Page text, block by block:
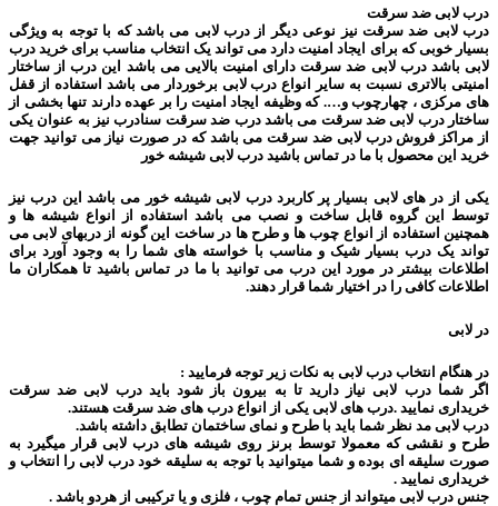
درب لابی ضد سرقت
درب لابی ضد سرقت نیز نوعی دیگر از درب لابی می باشد که با توجه به ویژگی
بسیار خوبی که برای ایجاد امنیت دارد می تواند یک انتخاب مناسب برای خرید درب
لابی باشد درب لابی ضد سرقت دارای امنیت بالایی می باشد این درب از ساختار
امنیتی بالاتری نسبت به سایر انواع درب لابی برخوردار می باشد استفاده از قفل
های مرکزی ، چهارچوب و…. که وظیفه ایجاد امنیت را بر عهده دارند تنها بخشی از
ساختار درب لابی ضد سرقت می باشد درب ضد سرقت سنادرب نیز به عنوان یکی
از مراکز فروش درب لابی ضد سرقت می باشد که در صورت نیاز می توانید جهت
خرید این محصول با ما در تماس باشید درب لابی شیشه خور
یکی از در های لابی بسیار پر کاربرد درب لابی شیشه خور می باشد این درب نیز
توسط این گروه قابل ساخت و نصب می باشد استفاده از انواع شیشه ها و
همچنین استفاده از انواع چوب ها و طرح ها در ساخت این گونه از دربهای لابی می
تواند یک درب بسیار شیک و مناسب با خواسته های شما را به وجود آورد برای
اطلاعات بیشتر در مورد این درب می توانید با ما در تماس باشید تا همکاران ما
اطلاعات کافی را در اختیار شما قرار دهند.
در لابی
در هنگام انتخاب درب لابی به نکات زیر توجه فرمایید :
اگر شما درب لابی نیاز دارید تا به بیرون باز شود باید درب لابی ضد سرقت
خریداری نمایید .درب های لابی یکی از انواع درب های ضد سرقت هستند.
درب لابی مد نظر شما باید با طرح و نمای ساختمان تطابق داشته باشد.
طرح و نقشی که معمولا توسط برنز روی شیشه های درب لابی قرار میگیرد به
صورت سلیقه ای بوده و شما میتوانید با توجه به سلیقه خود درب لابی را انتخاب و
خریداری نمایید .
جنس درب لابی میتواند از جنس تمام چوب ، فلزی و یا ترکیبی از هردو باشد .